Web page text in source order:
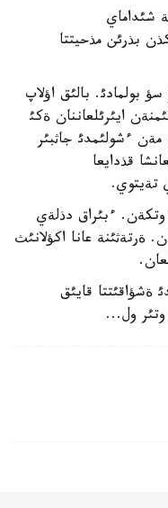
شئداماي
بذرئن مذحيتتا
بولمادئ. بالئق اؤلاپ
ايئرئلعاننان ةكئ
ءشولئمدئ جاثبئر
قذدايعا
تةيتوي.
وتكةن. ءبئراق دذلةي
ةرتةثئنة عانا اكؤلانئث
ةشؤاقئتتا قايئق
ول...